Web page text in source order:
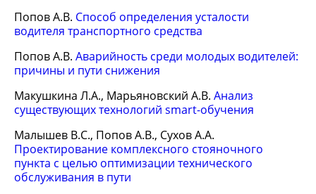
Попов А.В. Способ определения усталости
водителя транспортного средства
Попов А.В. Аварийность среди молодых водителей:
причины и пути снижения
Макушкина Л.А., Марьяновский А.В. Анализ
существующих технологий smart-обучения
Малышев В.С., Попов А.В., Сухов А.А.
Проектирование комплексного стояночного
пункта с целью оптимизации технического
обслуживания в пути